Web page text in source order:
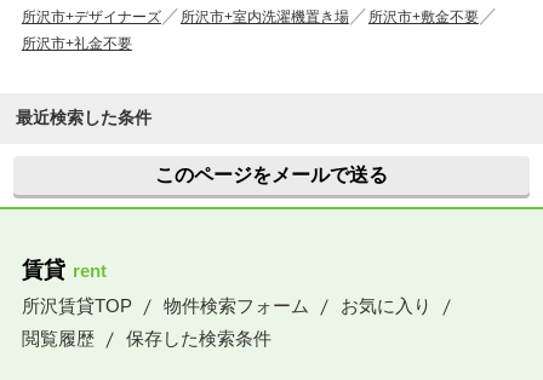
所沢市+デザイナーズ
所沢市+室内洗濯機置き場
所沢市+敷金不要
所沢市+礼金不要
最近検索した条件
このページをメールで送る
賃貸 rent
所沢賃貸TOP
物件検索フォーム
お気に入り
閲覧履歴
保存した検索条件